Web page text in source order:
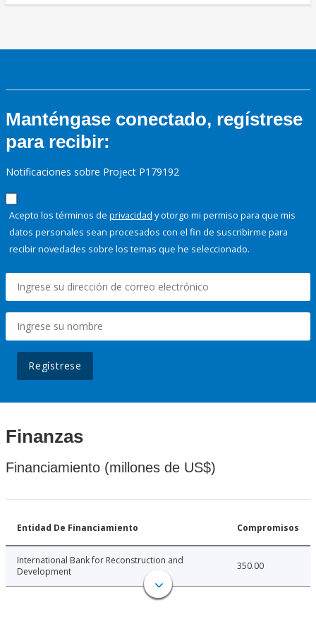
Manténgase conectado, regístrese
para recibir:
Notificaciones sobre Project P179192
Acepto los términos de privacidad y otorgo mi permiso para que mis
datos personales sean procesados con el fin de suscribirme para
recibir novedades sobre los temas que he seleccionado.
Regístrese
Finanzas
Financiamiento (millones de US$)
Entidad De Financiamiento Compromisos
International Bank for Reconstruction and
Development
350.00